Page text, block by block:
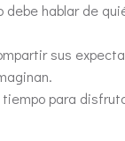
hablar de
sus
para